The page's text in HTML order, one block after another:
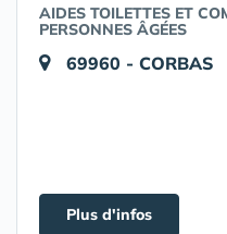
AIDES TOILETTES ET
PERSONNES ÂGÉES
69960 - CORBAS
Plus d'infos